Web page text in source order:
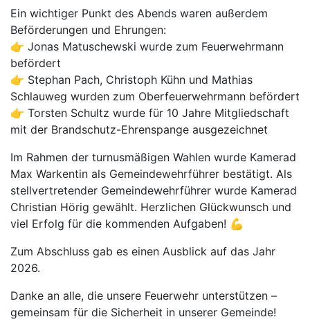
Ein wichtiger Punkt des Abends waren außerdem
Beförderungen und Ehrungen:
👉 Jonas Matuschewski wurde zum Feuerwehrmann
befördert
👉 Stephan Pach, Christoph Kühn und Mathias
Schlauweg wurden zum Oberfeuerwehrmann befördert
👉 Torsten Schultz wurde für 10 Jahre Mitgliedschaft
mit der Brandschutz-Ehrenspange ausgezeichnet
Im Rahmen der turnusmäßigen Wahlen wurde Kamerad
Max Warkentin als Gemeindewehrführer bestätigt. Als
stellvertretender Gemeindewehrführer wurde Kamerad
Christian Hörig gewählt. Herzlichen Glückwunsch und
viel Erfolg für die kommenden Aufgaben! 💪
Zum Abschluss gab es einen Ausblick auf das Jahr
2026.
Danke an alle, die unsere Feuerwehr unterstützen –
gemeinsam für die Sicherheit in unserer Gemeinde!